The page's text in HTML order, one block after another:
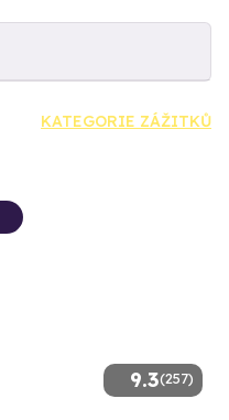
KATEGORIE ZÁŽITKŮ
9.3(257)